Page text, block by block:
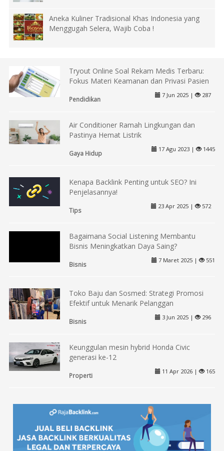
Aneka Kuliner Tradisional Khas Indonesia yang
Menggugah Selera, Wajib Coba !
Tryout Online Soal Rekam Medis Terbaru:
Fokus Materi Keamanan dan Privasi Pasien
Pendidikan
7 Jun 2025 | 287
Air Conditioner Ramah Lingkungan dan
Pastinya Hemat Listrik
Gaya Hidup
17 Agu 2023 | 1445
Kenapa Backlink Penting untuk SEO? Ini
Penjelasannya!
Tips
23 Apr 2025 | 572
Bagaimana Social Listening Membantu
Bisnis Meningkatkan Daya Saing?
Bisnis
7 Maret 2025 | 551
Toko Baju dan Sosmed: Strategi Promosi
Efektif untuk Menarik Pelanggan
Bisnis
3 Jun 2025 | 296
Keunggulan mesin hybrid Honda Civic
generasi ke-12
Properti
11 Apr 2026 | 165